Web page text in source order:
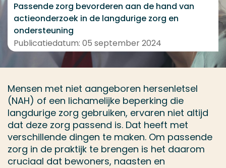
Passende zorg bevorderen aan de hand van
actieonderzoek in de langdurige zorg en
ondersteuning
Publicatiedatum: 05 september 2024
Mensen met niet aangeboren hersenletsel
(NAH) of een lichamelijke beperking die
langdurige zorg gebruiken, ervaren niet altijd
dat deze zorg passend is. Dat heeft met
verschillende dingen te maken. Om passende
zorg in de praktijk te brengen is het daarom
cruciaal dat bewoners, naasten en
Contact